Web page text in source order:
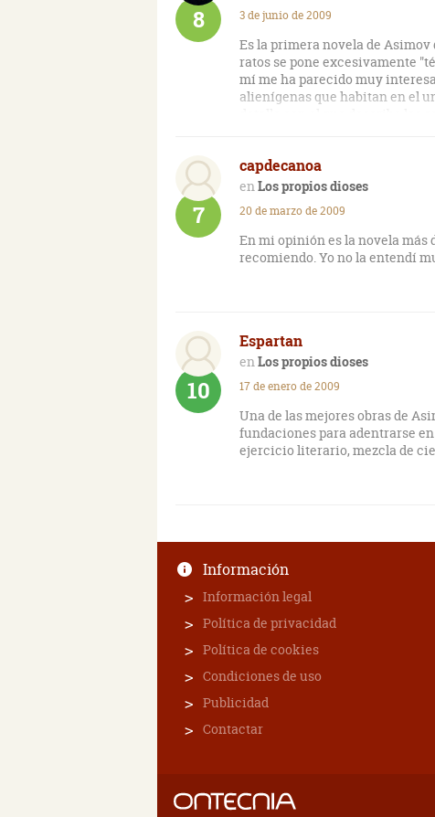
8 3 de junio de 2009
Es la primera novela de
ratos se pone excesivamente
mí me ha parecido muy
alienígenas que habitan en el
detalle con el que describe los
capdecanoa
Los propios dioses
7 20 de marzo de 2009
En mi opinión es la novela más
recomiendo. Yo no la entendí
Espartan
Los propios dioses
10 17 de enero de 2009
Una de las mejores obras de
fundaciones para adentrarse
ejercicio literario, mezcla de
Información
Información legal
Política de privacidad
Política de cookies
Condiciones de uso
Publicidad
Contactar